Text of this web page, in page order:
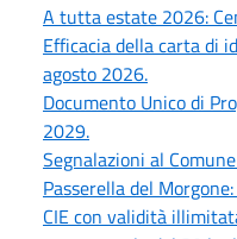
A tutta estate 2026:
Efficacia della carta di
agosto 2026.
Documento Unico di
2029.
Segnalazioni al
Passerella del
CIE con validità